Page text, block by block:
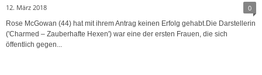
12. März 2018 0
Rose McGowan (44) hat mit ihrem Antrag keinen Erfolg gehabt.Die Darstellerin
('Charmed – Zauberhafte Hexen') war eine der ersten Frauen, die sich
öffentlich gegen...